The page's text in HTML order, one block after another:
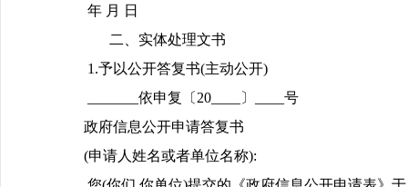
年 月 日
二、实体处理文书
1.予以公开答复书(主动公开)
_______依申复〔20____〕____号
政府信息公开申请答复书
(申请人姓名或者单位名称):